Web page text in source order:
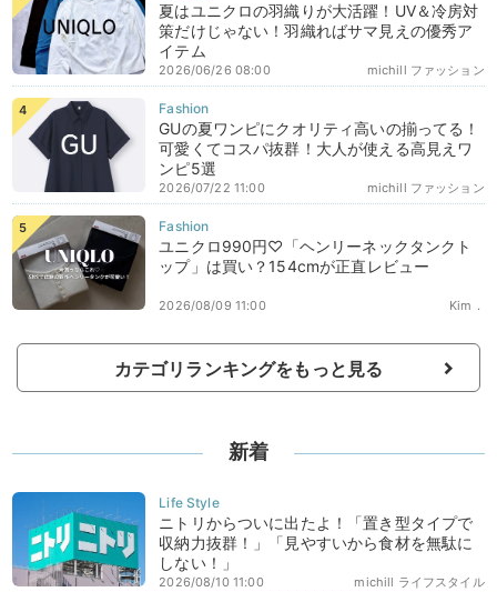
夏はユニクロの羽織りが大活躍！UV＆冷房対
策だけじゃない！羽織ればサマ見えの優秀ア
イテム
michill ファッション
2026/06/26 08:00
GUの夏ワンピにクオリティ高いの揃ってる！
可愛くてコスパ抜群！大人が使える高見えワ
ンピ5選
michill ファッション
2026/07/22 11:00
ユニクロ990円♡「ヘンリーネックタンクト
ップ」は買い？154cmが正直レビュー
Kim．
2026/08/09 11:00
カテゴリランキングをもっと見る
新着
ニトリからついに出たよ！「置き型タイプで
収納力抜群！」「見やすいから食材を無駄に
しない！」
michill ライフスタイル
2026/08/10 11:00